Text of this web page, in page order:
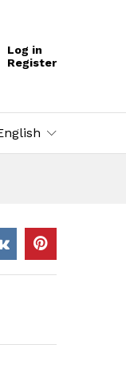
Log in
Register